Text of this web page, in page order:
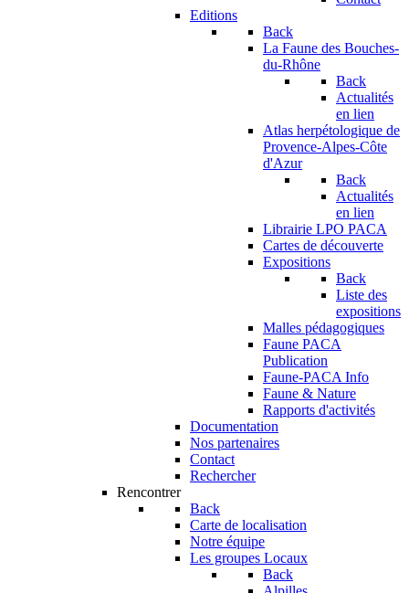
Editions
Back
La Faune des Bouches-
du-Rhône
Back
Actualités
en lien
Atlas herpétologique de
Provence-Alpes-Côte
d'Azur
Back
Actualités
en lien
Librairie LPO PACA
Cartes de découverte
Expositions
Back
Liste des
expositions
Malles pédagogiques
Faune PACA
Publication
Faune-PACA Info
Faune & Nature
Rapports d'activités
Documentation
Nos partenaires
Contact
Rechercher
Rencontrer
Back
Carte de localisation
Notre équipe
Les groupes Locaux
Back